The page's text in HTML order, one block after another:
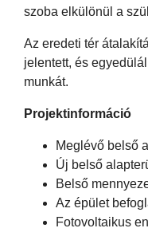
szoba elkülönül a
Az eredeti tér
jelentett, és
munkát.
Projektinformáció
Meglévő belső
Új belső
Belső
Az épület
Fotovoltaikus